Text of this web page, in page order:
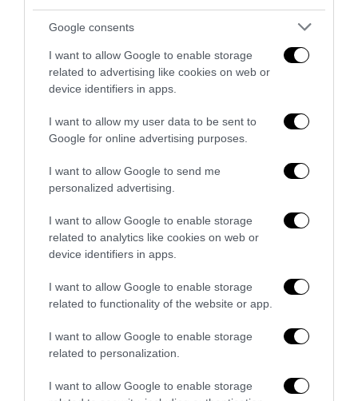
Google consents
I want to allow Google to enable storage
related to advertising like cookies on web or
device identifiers in apps.
I want to allow my user data to be sent to
Google for online advertising purposes.
I want to allow Google to send me
personalized advertising.
I want to allow Google to enable storage
related to analytics like cookies on web or
device identifiers in apps.
I want to allow Google to enable storage
related to functionality of the website or app.
I want to allow Google to enable storage
related to personalization.
I want to allow Google to enable storage
La Camera boccia il patentino antifascista per parlare a
Montecitorio: palo clamoroso del Pd
5 Agosto 2026
La sinistra è così serva delle toghe da odiare persino il
ricordo di Enzo...